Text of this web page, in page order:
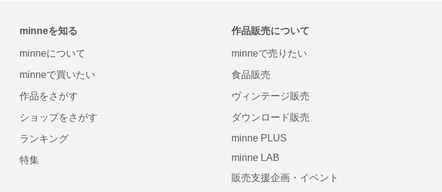
minneを知る
minneについて
minneで買いたい
作品をさがす
ショップをさがす
ランキング
特集
作品販売について
minneで売りたい
食品販売
ヴィンテージ販売
ダウンロード販売
minne PLUS
minne LAB
販売支援企画・イベント